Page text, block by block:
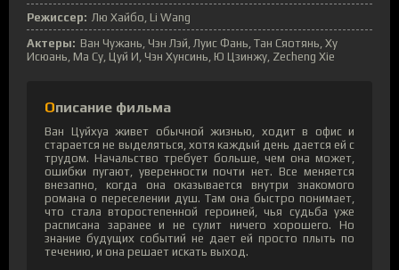
Режиссер: Лю Хайбо, Li Wang
Актеры: Ван Чужань, Чэн Лэй, Луис Фань, Тан Сяотянь, Ху
Исюань, Ма Су, Цуй И, Чэн Хунсинь, Ю Цзинжу, Zecheng Xie
Описание фильма
Ван Цуйхуа живет обычной жизнью, ходит в офис и
старается не выделяться, хотя каждый день дается ей с
трудом. Начальство требует больше, чем она может,
ошибки пугают, уверенности почти нет. Все меняется
внезапно, когда она оказывается внутри знакомого
романа о переселении душ. Там она быстро понимает,
что стала второстепенной героиней, чья судьба уже
расписана заранее и не сулит ничего хорошего. Но
знание будущих событий не дает ей просто плыть по
течению, и она решает искать выход.